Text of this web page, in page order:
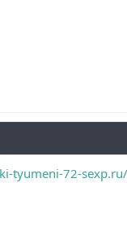
tyumeni-72-sexp.ru/